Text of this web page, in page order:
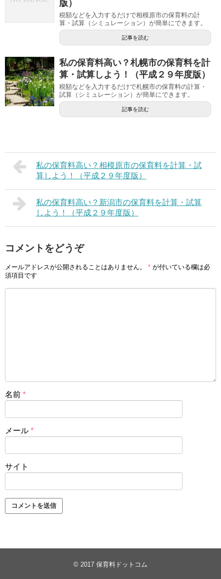
版）
税額などを入力するだけで相模原市の保育料の計
算・試算（シミュレーション）が簡単にできます。
記事を読む
私の保育料高い？札幌市の保育料を計
算・試算しよう！（平成２９年度版）
税額などを入力するだけで札幌市の保育料の計算・
試算（シミュレーション）が簡単にできます。
記事を読む
私の保育料高い？相模原市の保育料を計算・試
算しよう！（平成２９年度版）
私の保育料高い？新潟市の保育料を計算・試算
しよう！（平成２９年度版）
コメントをどうぞ
メールアドレスが公開されることはありません。 * が付いている欄は必
須項目です
名前 *
メール *
サイト
© 2017 保育料ドットコム